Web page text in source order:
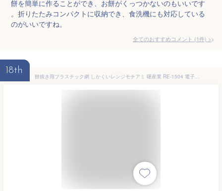
餅を簡単に作ることができ、お餅がくっつかないのもいいです
。折りたたみコンパクトに収納でき、食洗機にも対応している
のがいいですね。
全てのおすすめコメント (1件) >
18th
餅焼き用プラスチック網 しかくいレンジモチアミ 曙産業 RE-1504 電子レンジ用 耐熱120℃／くっつきにくい 餅網 042401001